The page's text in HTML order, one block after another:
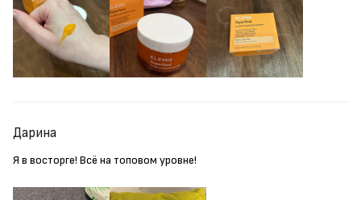
Дарина
Я в восторге! Всё на топовом уровне!